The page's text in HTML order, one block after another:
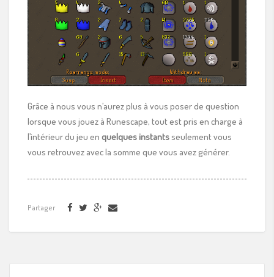
Grâce à nous vous n’aurez plus à vous poser de question
lorsque vous jouez à Runescape, tout est pris en charge à
l’intérieur du jeu en quelques instantsseulement vous
vous retrouvez avec la somme que vous avez générer.
Partager